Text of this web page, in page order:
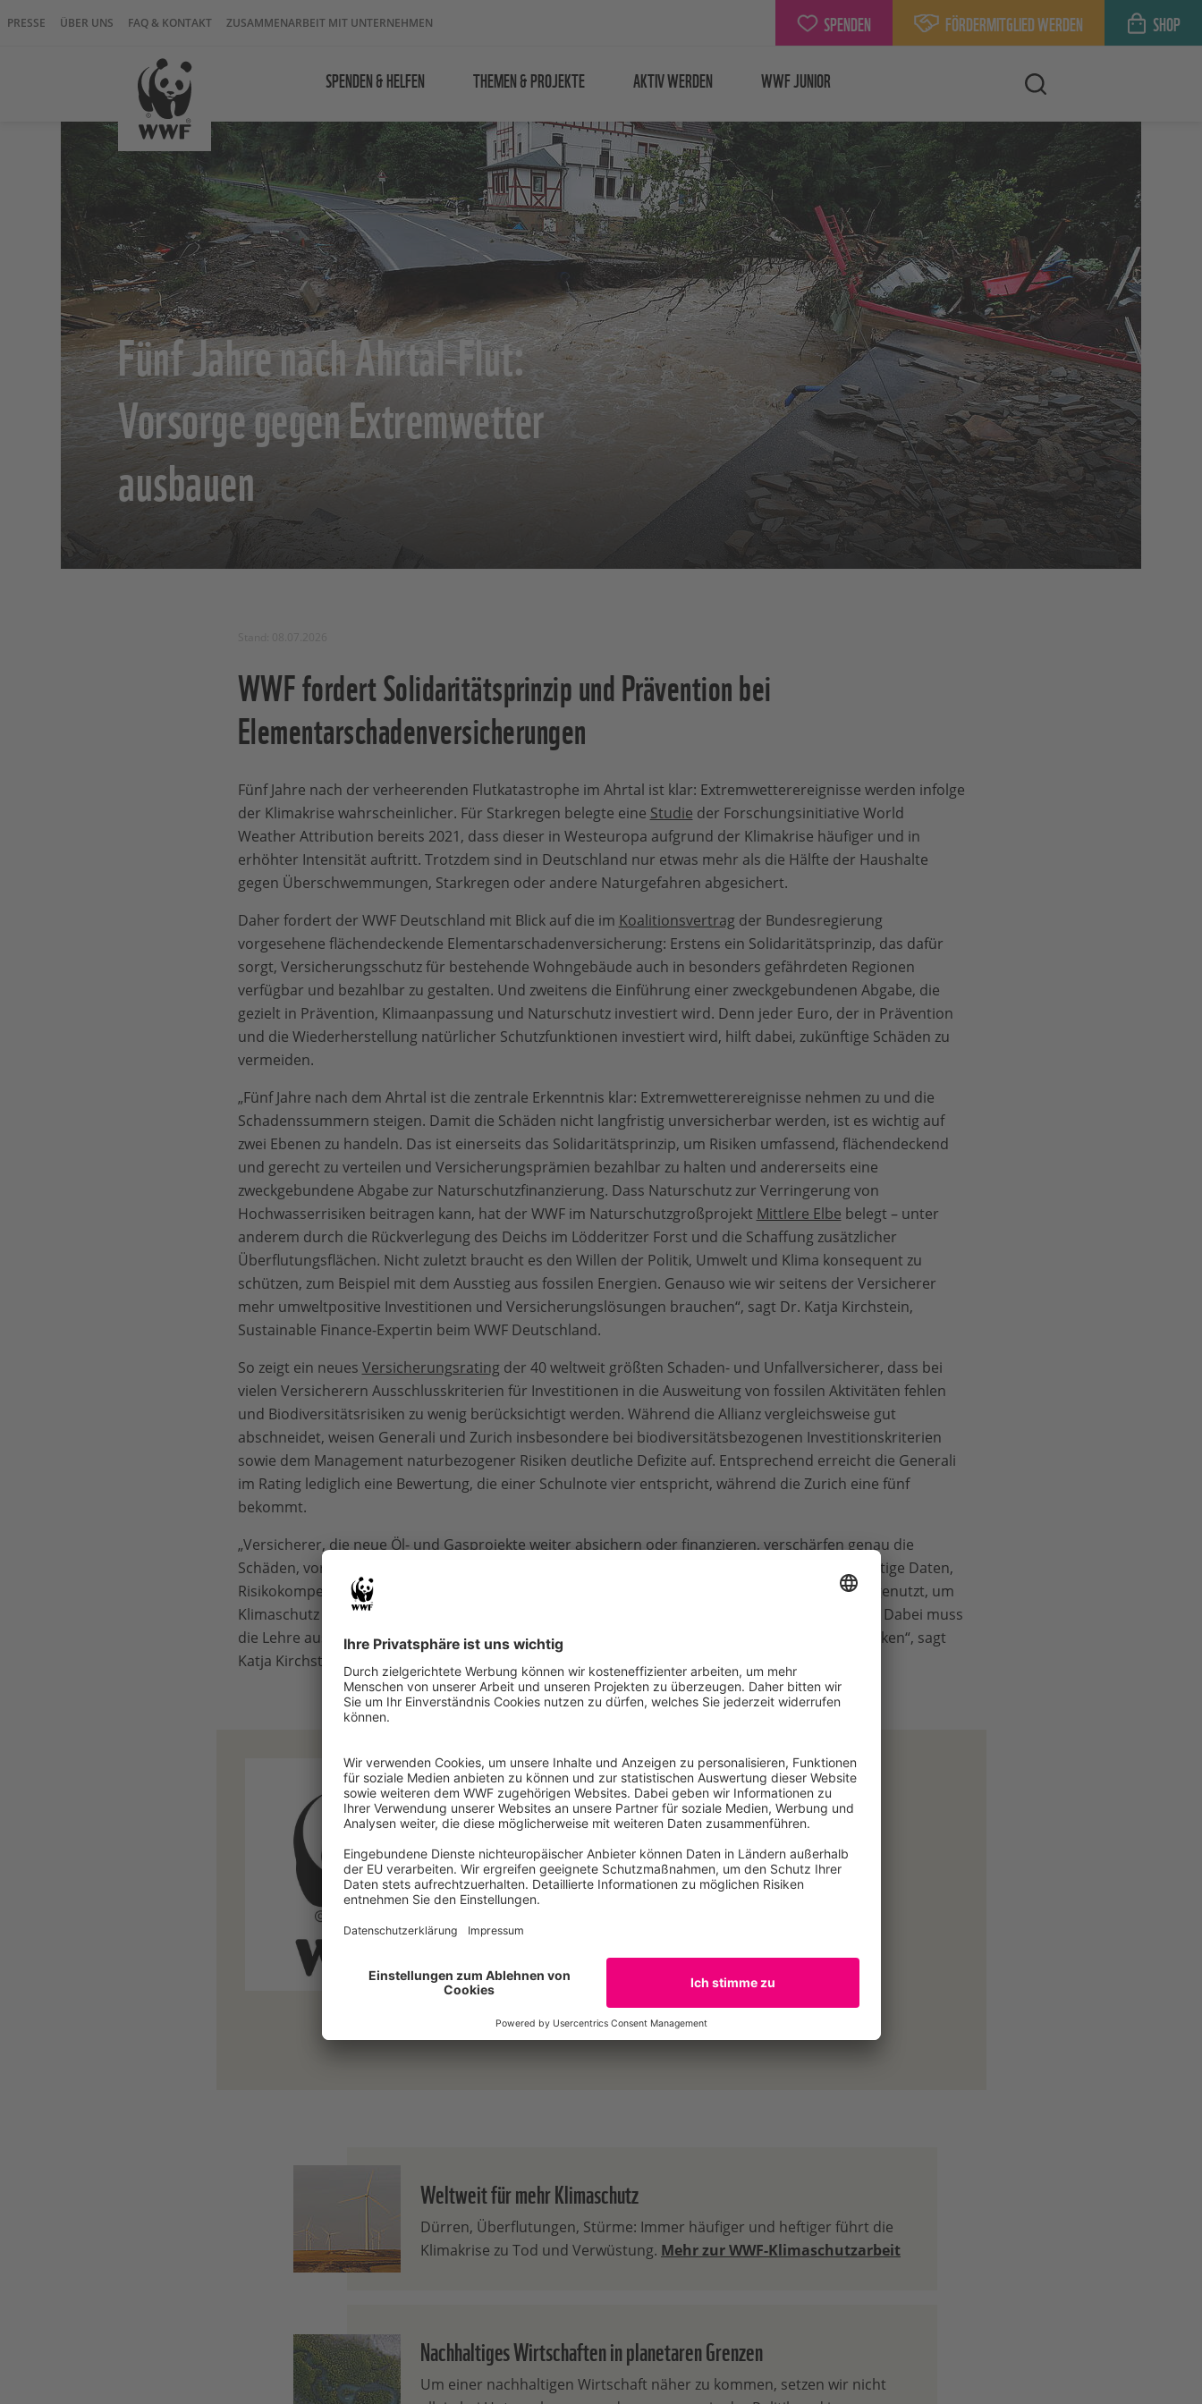
PRESSE ÜBER UNS FAQ & KONTAKT ZUSAMMENARBEIT MIT UNTERNEHMEN SPENDEN FÖRDERMITGLIED WERDEN SHOP
SPENDEN & HELFEN THEMEN & PROJEKTE AKTIV WERDEN WWF JUNIOR
Fünf Jahre nach Ahrtal-Flut:
Vorsorge gegen Extremwetter
ausbauen
WWF fordert Solidaritätsprinzip und Prävention bei
Elementarschadenversicherungen
Fünf Jahre nach der verheerenden Flutkatastrophe im Ahrtal ist klar: Extremwetterereignisse werden infolge
der Klimakrise wahrscheinlicher. Für Starkregen belegte eine Studie der Forschungsinitiative World
Weather Attribution bereits 2021, dass dieser in Westeuropa aufgrund der Klimakrise häufiger und in
erhöhter Intensität auftritt. Trotzdem sind in Deutschland nur etwas mehr als die Hälfte der Haushalte
gegen Überschwemmungen, Starkregen oder andere Naturgefahren abgesichert.
Daher fordert der WWF Deutschland mit Blick auf die im Koalitionsvertragder Bundesregierung
vorgesehene flächendeckende Elementarschadenversicherung: Erstens ein Solidaritätsprinzip, das dafür
sorgt, Versicherungsschutz für bestehende Wohngebäude auch in besonders gefährdeten Regionen
verfügbar und bezahlbar zu gestalten. Und zweitens die Einführung einer zweckgebundenen Abgabe, die
gezielt in Prävention, Klimaanpassung und Naturschutz investiert wird. Denn jeder Euro, der in Prävention
und die Wiederherstellung natürlicher Schutzfunktionen investiert wird, hilft dabei, zukünftige Schäden zu
vermeiden.
„Fünf Jahre nach dem Ahrtal ist die zentrale Erkenntnis klar: Extremwetterereignisse nehmen zu und die
Schadenssummern steigen. Damit die Schäden nicht langfristig unversicherbar werden, ist es wichtig auf
zwei Ebenen zu handeln. Das ist einerseits das Solidaritätsprinzip, um Risiken umfassend, flächendeckend
und gerecht zu verteilen und Versicherungsprämien bezahlbar zu halten und andererseits eine
zweckgebundene Abgabe zur Naturschutzfinanzierung. Dass Naturschutz zur Verringerung von
Hochwasserrisiken beitragen kann, hat der WWF im Naturschutzgroßprojekt Mittlere Elbe belegt – unter
anderem durch die Rückverlegung des Deichs im Lödderitzer Forst und die Schaffung zusätzlicher
Überflutungsflächen. Nicht zuletzt braucht es den Willen der Politik, Umwelt und Klima konsequent zu
schützen, zum Beispiel mit dem Ausstieg aus fossilen Energien. Genauso wie wir seitens der Versicherer
mehr umweltpositive Investitionen und Versicherungslösungen brauchen“, sagt Dr. Katja Kirchstein,
Sustainable Finance-Expertin beim WWF Deutschland.
So zeigt ein neues Versicherungsratingder 40 weltweit größten Schaden- und Unfallversicherer, dass bei
vielen Versicherern Ausschlusskriterien für Investitionen in die Ausweitung von fossilen Aktivitäten fehlen
und Biodiversitätsrisiken zu wenig berücksichtigt werden. Während die Allianz vergleichsweise gut
abschneidet, weisen Generali und Zurich insbesondere bei biodiversitätsbezogenen Investitionskriterien
sowie dem Management naturbezogener Risiken deutliche Defizite auf. Entsprechend erreicht die Generali
im Rating lediglich eine Bewertung, die einer Schulnote vier entspricht, während die Zurich eine fünf
bekommt.
„Versicherer, die neue Öl- und Gasprojekte weiter absichern oder finanzieren, verschärfen genau die
Schäden, vor denen sie eigentlich Schutz bieten wollen. Dabei verfügt die Branche über einzigartige Daten,
Risikokompetenz und finanzielle Hebel. Diese Möglichkeiten werden bislang nicht ausreichend genutzt, um
Klimaschutz und –anpassung, Hochwasserschutz und naturbasierte Lösungen voranzubringen. Dabei muss
die Lehre aus der Ahrtalflut sein, dass wir Versicherungsschutz und Prävention gemeinsam denken“, sagt
Katja Kirchstein.
Kontakt
JuliaDibiasi
Pressesprecherin
Kreislaufwirtschaft und nachhaltige Finanzen / Berlin
030 311777438
Weltweit für mehr Klimaschutz
Dürren, Überflutungen, Stürme: Immer häufiger und heftiger führt die
Klimakrise zu Tod und Verwüstung. Mehr zur WWF-Klimaschutzarbeit
Nachhaltiges Wirtschaften in planetaren Grenzen​
Um einer nachhaltigen Wirtschaft näher zu kommen, setzen wir nicht